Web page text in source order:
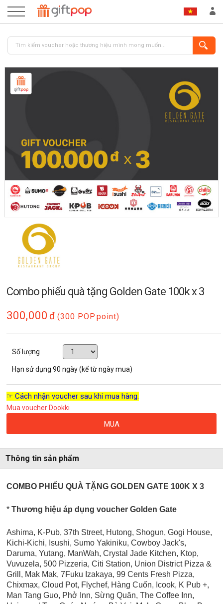
ĐĂNG NHẬP
Combo phiếu quà tặng Golden Gate 100k x 3
300,000 đ (300 POP point)
Số lượng
Hạn sử dụng90 ngày (kể từ ngày mua)
☞ Cách nhận voucher sau khi mua hàng.
Mua voucher Dookki
MUA
Thông tin sản phẩm
COMBO PHIẾU QUÀ TẶNG GOLDEN GATE 100K X 3
*Thương hiệu áp dụng voucher Golden Gate
Ashima, K-Pub, 37th Street, Hutong, Shogun, Gogi House,
Kichi-Kichi, Isushi, Sumo Yakiniku, Cowboy Jack's,
Daruma, Yutang, ManWah, Crystal Jade Kitchen, Ktop,
Vuvuzela, 500 Pizzeria, Citi Station, Union District Pizza &
Grill, Mak Mak, 7Fuku Izakaya, 99 Cents Fresh Pizza,
Chixmax, Cloud Pot, Flychef, Hàng Cuốn, Icook, K Pub +,
Man Tang Guo, Phở Inn, Sừng Quăn, The Coffee Inn,